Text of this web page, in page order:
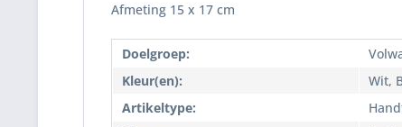
Afmeting 15 x 17 cm
Doelgroep:
Kleur(en):
Wit,
Artikeltype: